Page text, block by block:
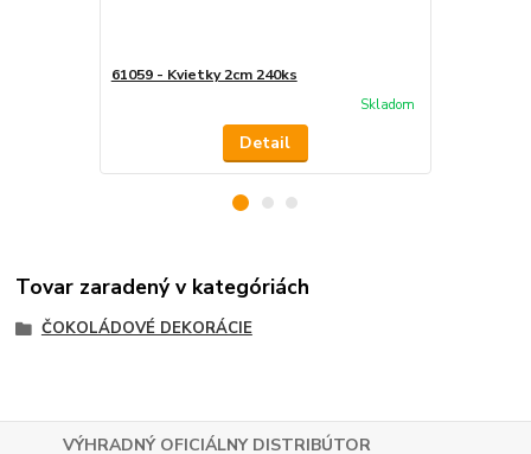
61059 - Kvietky 2cm 240ks
Skladom
Detail
Tovar zaradený v kategóriách
ČOKOLÁDOVÉ DEKORÁCIE
VÝHRADNÝ OFICIÁLNY DISTRIBÚTOR